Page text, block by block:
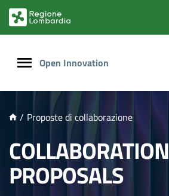
PRINCIPALE
Open Innovation
/ Proposte di collaborazione
COLLABORATION
PROPOSALS